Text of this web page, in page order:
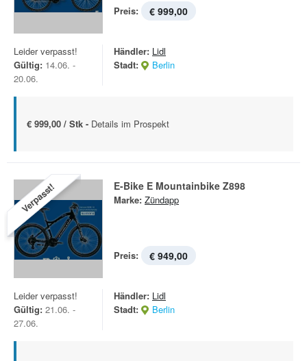
Preis: € 999,00
Leider verpasst!
Gültig: 14.06. -
20.06.
Händler: Lidl
Stadt:
Berlin
€ 999,00 / Stk - Details im Prospekt
Verpasst! E-Bike E Mountainbike Z898
Marke: Zündapp
Preis: € 949,00
Leider verpasst!
Gültig: 21.06. -
27.06.
Händler: Lidl
Stadt:
Berlin